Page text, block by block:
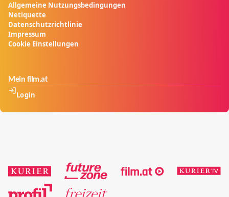
Allgemeine Nutzungsbedingungen
Netiquette
Datenschutzrichtlinie
Impressum
Cookie Einstellungen
Mein film.at
Login